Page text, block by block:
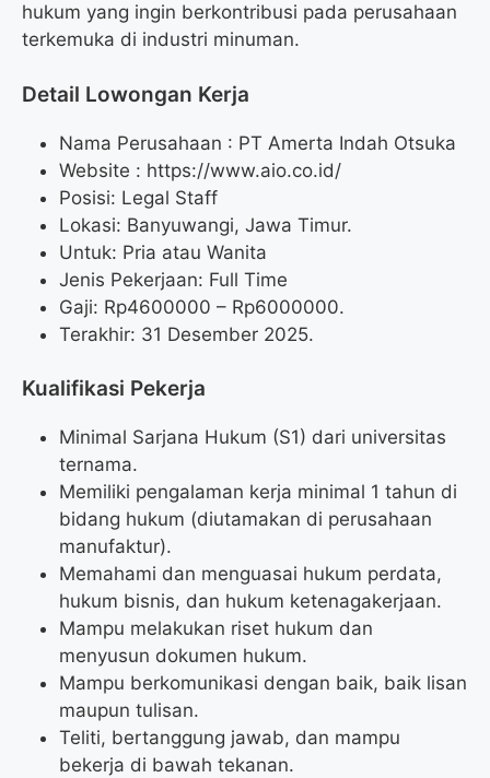
hukum yang ingin berkontribusi pada perusahaan
terkemuka di industri minuman.
Detail Lowongan Kerja
Nama Perusahaan : PT Amerta Indah Otsuka
Website : https://www.aio.co.id/
Posisi: Legal Staff
Lokasi: Banyuwangi, Jawa Timur.
Untuk: Pria atau Wanita
Jenis Pekerjaan: Full Time
Gaji: Rp4600000 – Rp6000000.
Terakhir: 31 Desember 2025.
Kualifikasi Pekerja
Minimal Sarjana Hukum (S1) dari universitas
ternama.
Memiliki pengalaman kerja minimal 1 tahun di
bidang hukum (diutamakan di perusahaan
manufaktur).
Memahami dan menguasai hukum perdata,
hukum bisnis, dan hukum ketenagakerjaan.
Mampu melakukan riset hukum dan
menyusun dokumen hukum.
Mampu berkomunikasi dengan baik, baik lisan
maupun tulisan.
Teliti, bertanggung jawab, dan mampu
bekerja di bawah tekanan.